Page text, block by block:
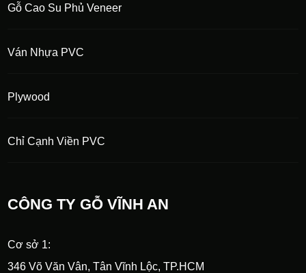
Gỗ Cao Su Phủ Veneer
Ván Nhựa PVC
Plywood
Chỉ Cạnh Viền PVC
CÔNG TY GỖ VĨNH AN
Cơ sở 1:
346 Võ Văn Vân, Tân Vĩnh Lộc, TP.HCM